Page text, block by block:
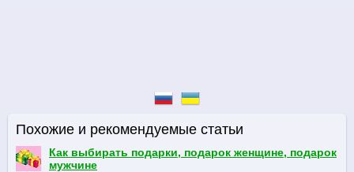
Похожие и рекомендуемые статьи
Как выбирать подарки, подарок женщине, подарок
мужчине